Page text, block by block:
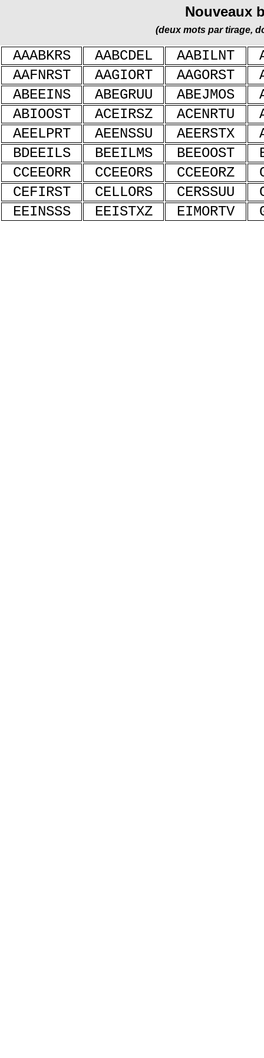
Nouveaux
(deux mots par tirage,
AAABKRS AABCDEL AABILNT
AAFNRST
AAGIORT AAGORST
ABEEINS
ABEGRUU ABEJMOS
ABIOOST
ACEIRSZ ACENRTU
AEELPRT
AEENSSU AEERSTX
BDEEILS
BEEILMS BEEOOST
CCEEORR
CCEEORS CCEEORZ
CEFIRST
CELLORS CERSSUU
EEINSSS
EEISTXZ EIMORTV